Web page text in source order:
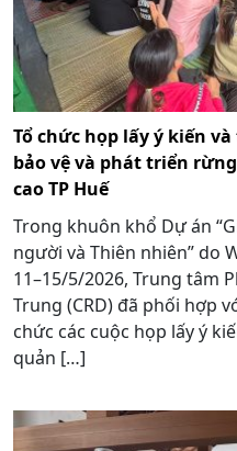
Tổ chức họp lấy ý kiến
bảo vệ và phát triển
cao TP Huế
Trong khuôn khổ Dự án
người và Thiên nhiên” do
11–15/5/2026, Trung tâm
Trung (CRD) đã phối hợp
chức các cuộc họp lấy ý
quản […]